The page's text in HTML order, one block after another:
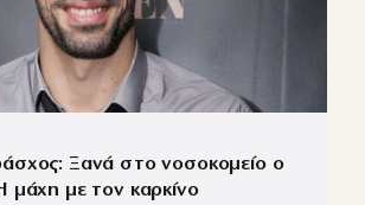
Ξανά στο νοσοκομείο ο
μάχη με τον καρκίνο